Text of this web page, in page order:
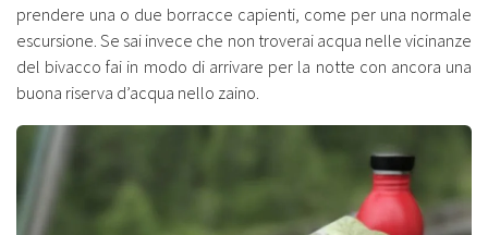
prendere una o due borracce capienti, come per una normale
escursione. Se sai invece che non troverai acqua nelle vicinanze
del bivacco fai in modo di arrivare per la notte con ancora una
buona riserva d’acqua nello zaino.